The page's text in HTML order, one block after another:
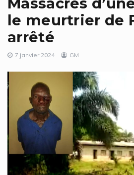
le meurtrier de
arrêté
7 janvier 2024 GM